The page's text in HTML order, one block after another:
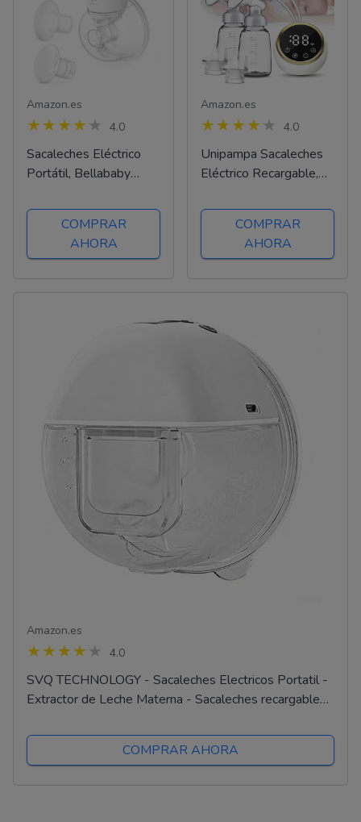
Amazon.es
4.0
Sacaleches Eléctrico
Portátil, Bellababy
Inalámbrico con
Pantalla táctil LCD,
Sacaleches Recargable
COMPRAR
AHORA
Amazon.es
4.0
Unipampa Sacaleches
Eléctrico Recargable,
Doble PortáTil, Pantalla
Táctil Sensible LED, 3
Modos y 9 Niveles de
COMPRAR
AHORA
Amazon.es
4.0
SVQ TECHNOLOGY - Sacaleches Electricos Portatil -
Extractor de Leche Materna - Sacaleches recargable
bomba...
COMPRAR AHORA